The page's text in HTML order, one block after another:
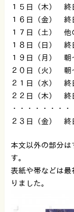
１５日（木）
１６日（金）
１７日（土）
１８日（日）
１９日（月）
２０日（火）
２１日（水）
２２日（木）
・・・・・・・
２３日（金）
本文以外の部分
す。
表紙や帯などは
りました。